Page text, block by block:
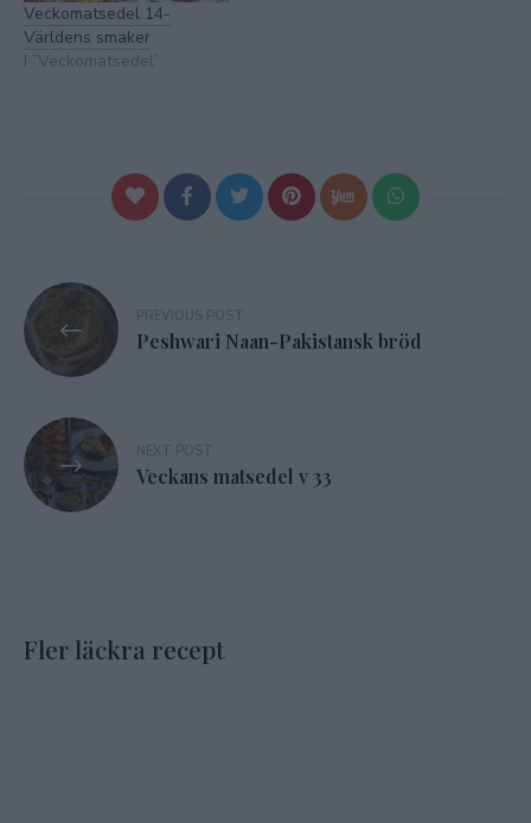
Veckomatsedel 14-
Världens smaker
I ”Veckomatsedel”
Inläggsnavigering
Peshwari Naan-Pakistansk bröd
Veckans matsedel v 33
Fler läckra recept